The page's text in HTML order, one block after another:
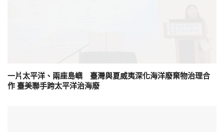
一片太平洋、兩座島嶼 臺灣與夏威夷深化海洋廢棄物治理合
作 臺美聯手跨太平洋治海廢